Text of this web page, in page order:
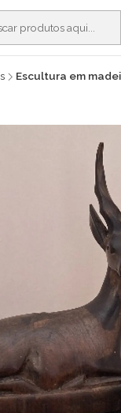
Colecionismo e
Leia mais
Escultura em